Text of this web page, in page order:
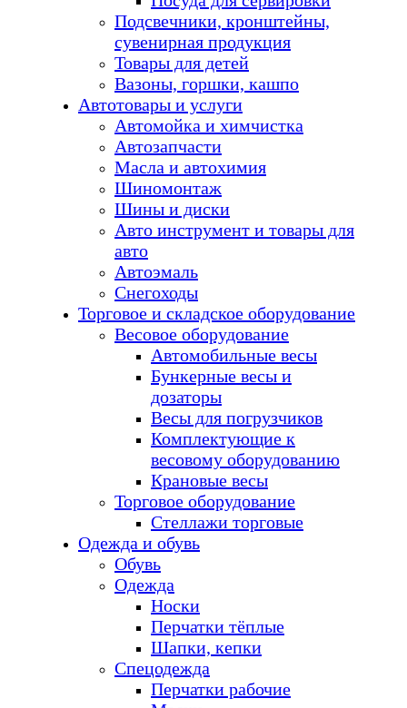
Подсвечники, кронштейны,
сувенирная продукция
Товары для детей
Вазоны, горшки, кашпо
Автотовары и услуги
Автомойка и химчистка
Автозапчасти
Масла и автохимия
Шиномонтаж
Шины и диски
Авто инструмент и товары для
авто
Автоэмаль
Снегоходы
Торговое и складское оборудование
Весовое оборудование
Автомобильные весы
Бункерные весы и
дозаторы
Весы для погрузчиков
Комплектующие к
весовому оборудованию
Крановые весы
Торговое оборудование
Стеллажи торговые
Одежда и обувь
Обувь
Одежда
Носки
Перчатки тёплые
Шапки, кепки
Спецодежда
Перчатки рабочие